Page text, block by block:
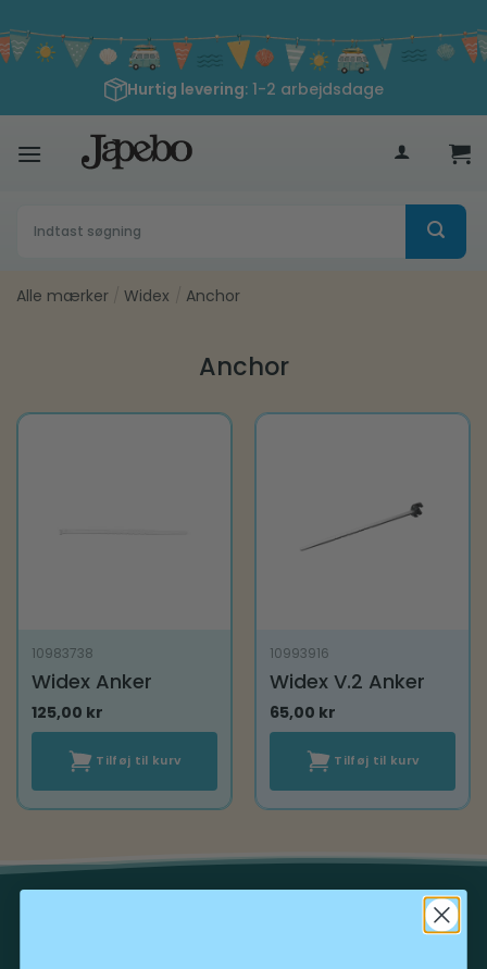
til
indhold
Hurtig levering: 1-2 arbejdsdage
400kr
efter:
Alle mærker Widex Anchor
Anchor
10983738
Widex Anker
125,00 kr
Tilføj til kurv
10993916
Widex V.2 Anker
65,00 kr
Tilføj til kurv